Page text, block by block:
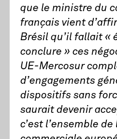
que le ministre du
français vient
Brésil qu’il fallait «
conclure » ces
UE-Mercosur
d’engagements
dispositifs sans
saurait devenir
c’est l’ensemble